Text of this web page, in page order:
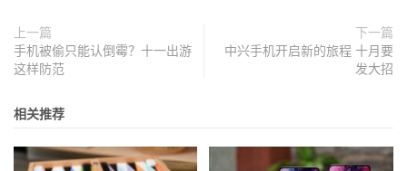
上一篇
手机被偷只能认倒霉？十一出游
这样防范
下一篇
中兴手机开启新的旅程 十月要
发大招
相关推荐